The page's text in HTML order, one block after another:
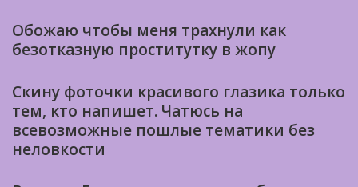
Обожаю чтобы меня трахнули как
безотказную проститутку в жопу
Скину фоточки красивого глазика только
тем, кто напишет. Чатюсь на
всевозможные пошлые тематики без
неловкости